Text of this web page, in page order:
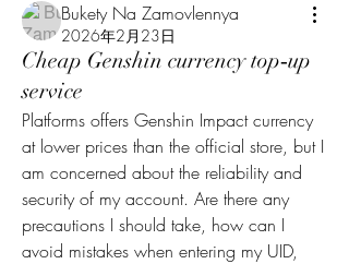
Bukety Na Zamovlennya
2026年2月23日
Cheap Genshin currency top‑up
service
Platforms offers Genshin Impact currency
at lower prices than the official store, but I
am concerned about the reliability and
security of my account. Are there any
precautions I should take, how can I
avoid mistakes when entering my UID,